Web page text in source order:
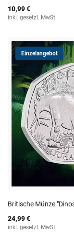
10,99 €
inkl. gesetzl. MwSt.
Einzelangebot
Britische Münze
24,99 €
inkl. gesetzl. MwSt.